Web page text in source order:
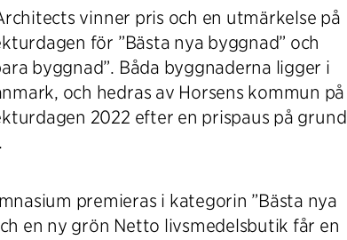
vinner pris och en utmärkelse på
för ”Bästa nya byggnad” och
byggnad”. Båda byggnaderna ligger i
och hedras av Horsens kommun på
2022 efter en prispaus på grund
premieras i kategorin ”Bästa nya
en ny grön Netto livsmedelsbutik får en